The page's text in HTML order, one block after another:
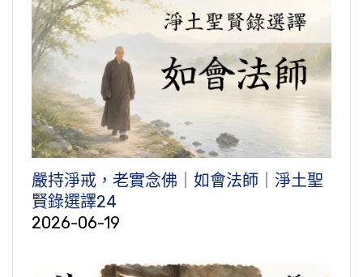
嚴持淨戒，老實念佛｜如會法師｜淨土聖
賢錄選譯24
2026-06-19